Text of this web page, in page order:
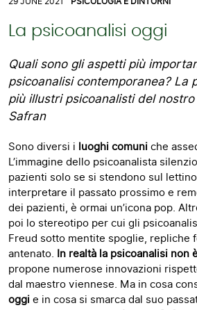
La psicoanalisi oggi
Quali sono gli aspetti più
psicoanalisi contemporanea? La
più illustri psicoanalisti del
Safran
Sono diversi i luoghi comuniche
L’immagine dello psicoanalista
pazienti solo se si stendono sul
interpretare il passato prossimo e
dei pazienti, è ormai un’icona pop.
poi lo stereotipo per cui gli
Freud sotto mentite spoglie, repliche
antenato. In realtà la psicoanalisi non
propone numerose innovazioni
dal maestro viennese. Ma in cosa
oggie in cosa si smarca dal suo